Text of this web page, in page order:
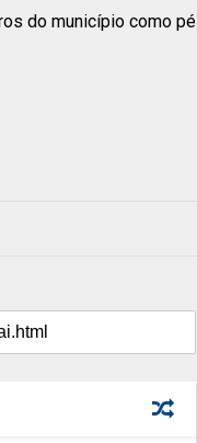
do município como pé